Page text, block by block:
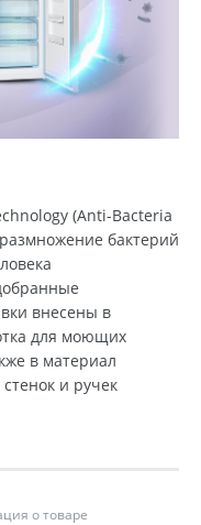
(Anti-Bacteria
бактерий
внесены в
для моющих
в материал
и ручек
о товаре